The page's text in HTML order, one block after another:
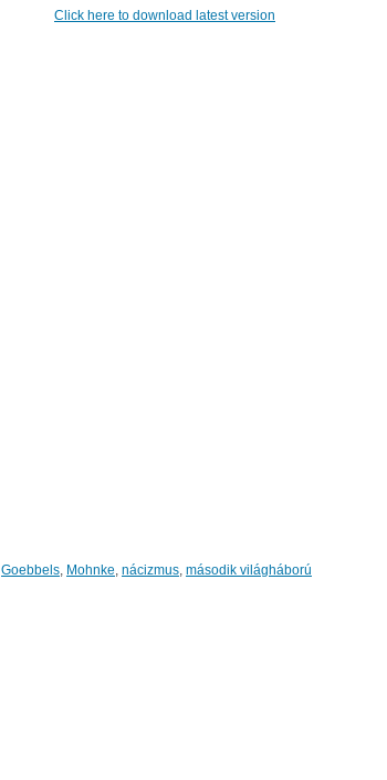
Click here to download latest version
Goebbels, Mohnke, nácizmus, második világháború